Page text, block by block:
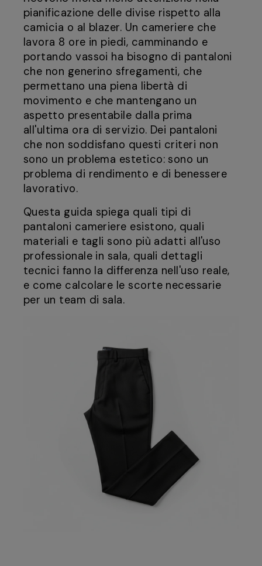
pianificazione delle divise rispetto alla
camicia o al blazer. Un cameriere che
lavora 8 ore in piedi, camminando e
portando vassoi ha bisogno di pantaloni
che non generino sfregamenti, che
permettano una piena libertà di
movimento e che mantengano un
aspetto presentabile dalla prima
all'ultima ora di servizio. Dei pantaloni
che non soddisfano questi criteri non
sono un problema estetico: sono un
problema di rendimento e di benessere
lavorativo.
Questa guida spiega quali tipi di
pantaloni cameriere esistono, quali
materiali e tagli sono più adatti all'uso
professionale in sala, quali dettagli
tecnici fanno la differenza nell'uso reale,
e come calcolare le scorte necessarie
per un team di sala.